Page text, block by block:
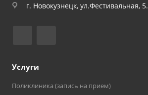
г. Новокузнецк, ул.Фестивальная, 5.
Услуги
Поликлиника (запись на прием)